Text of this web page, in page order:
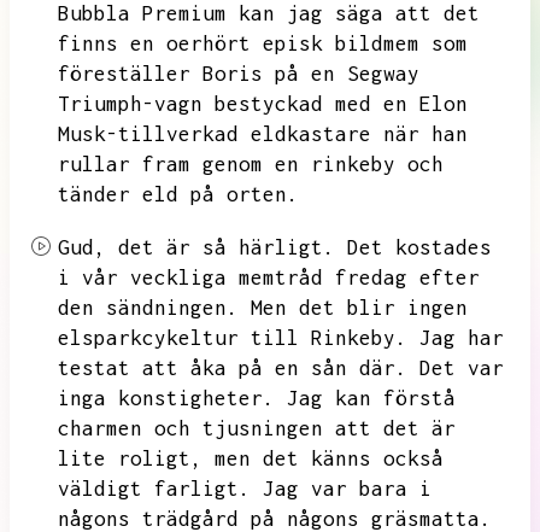
Bubbla Premium kan jag säga att det
finns en oerhört episk bildmem som
föreställer Boris på en Segway
Triumph-vagn bestyckad med en Elon
Musk-tillverkad eldkastare när han
rullar fram genom en rinkeby och
tänder eld på orten.
Gud, det är så härligt.
Det kostades
i vår veckliga memtråd fredag efter
den sändningen.
Men det blir ingen
elsparkcykeltur till Rinkeby.
Jag har
testat att åka på en sån där.
Det var
inga konstigheter.
Jag kan förstå
charmen och tjusningen att det är
lite roligt,
men det känns också
väldigt farligt.
Jag var bara i
någons trädgård på någons gräsmatta.